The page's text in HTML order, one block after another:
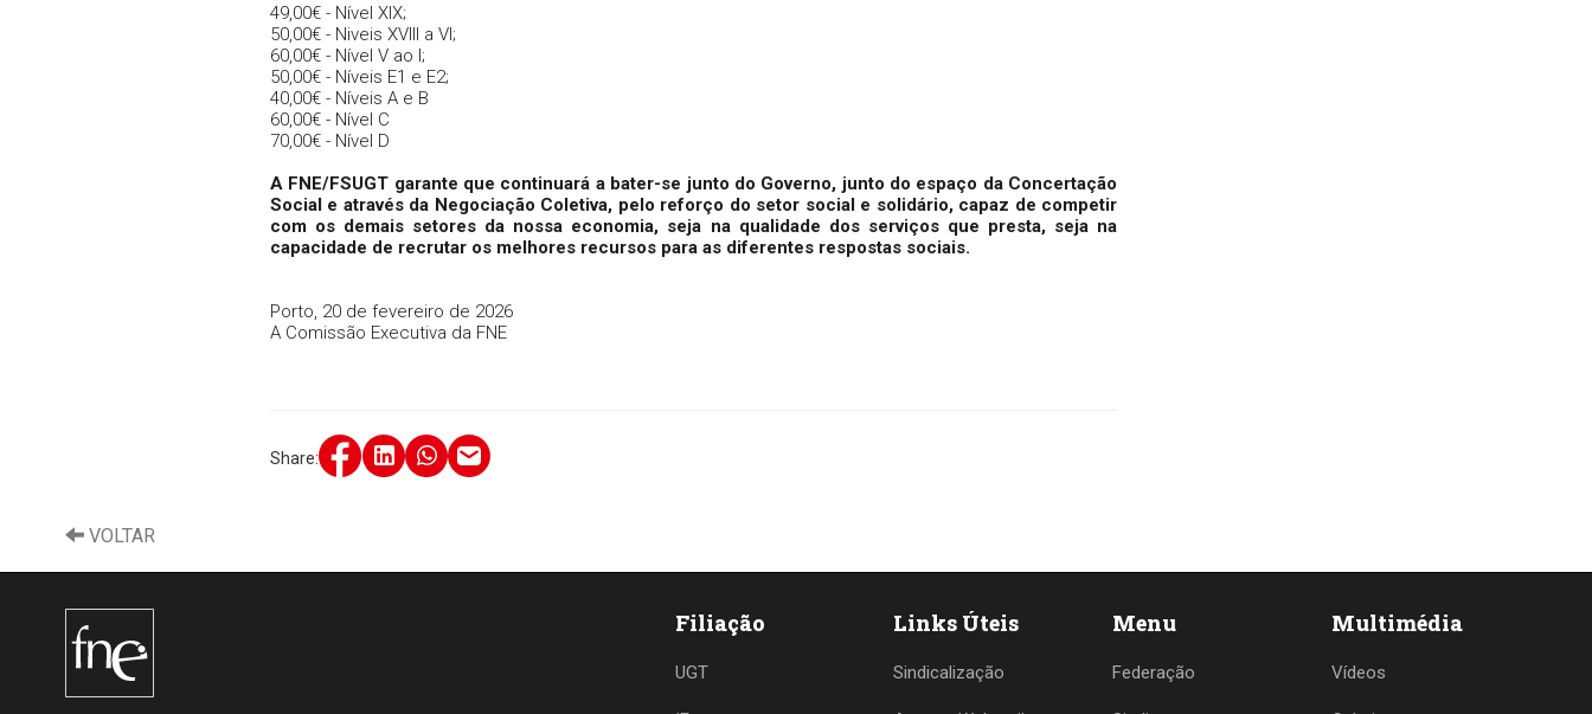
49,00€ - Nível XIX;
50,00€ - Niveis XVIII a VI;
60,00€ - Nível V ao I;
50,00€ - Níveis E1 e E2;
40,00€ - Níveis A e B
60,00€ - Nível C
70,00€ - Nível D
A FNE/FSUGT garante que continuará a bater-se junto do Governo, junto do espaço da Concertação
Social e através da Negociação Coletiva, pelo reforço do setor social e solidário, capaz de competir
com os demais setores da nossa economia, seja na qualidade dos serviços que presta, seja na
capacidade de recrutar os melhores recursos para as diferentes respostas sociais.
Porto, 20 de fevereiro de 2026
A Comissão Executiva da FNE
Share:
VOLTAR
Filiação
UGT
Links Úteis
Sindicalização
Menu
Federação
Multimédia
Vídeos